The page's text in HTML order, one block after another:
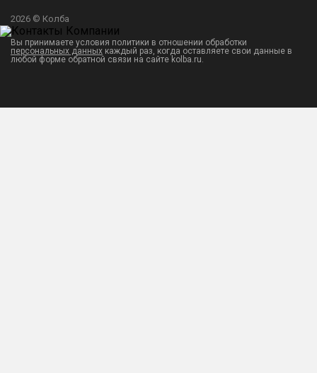
2026 © Колба
Вы принимаете условия политики в отношении обработки
персональных данных каждый раз, когда оставляете свои данные в
любой форме обратной связи на сайте kolba.ru.